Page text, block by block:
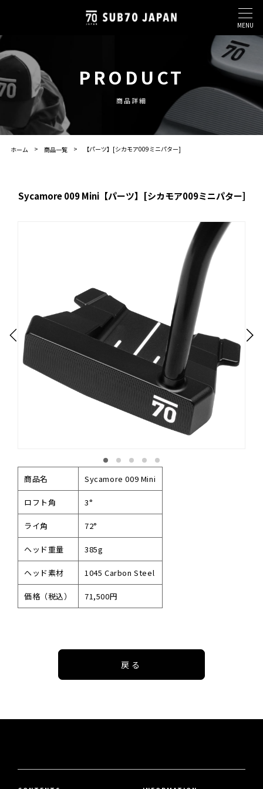
MENU
PRODUCT
商品詳細
ホーム 商品一覧 【パーツ】[シカモア009ミニパター]
Sycamore 009 Mini【パーツ】[シカモア009ミニパター]
商品名 Sycamore 009 Mini
ロフト角 3°
ライ角 72°
ヘッド重量 385g
ヘッド素材 1045 Carbon Steel
価格（税込） 71,500円
戻る